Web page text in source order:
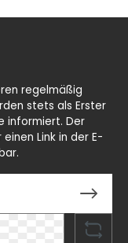
regelmäßig
stets als Erster
informiert. Der
Link in der E-